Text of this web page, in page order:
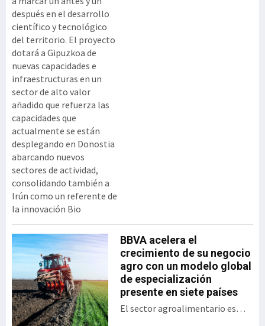
BBVA acelera el
crecimiento de su negocio
agro con un modelo global
de especialización
presente en siete países
El sector agroalimentario es
industrial Ibern
después en el desarrollo
científico y tecnológico
del territorio. El proyecto
dotará a Gipuzkoa de
nuevas capacidades e
infraestructuras en un
sector de alto valor
añadido que refuerza las
capacidades que
actualmente se están
desplegando en Donostia
abarcando nuevos
sectores de actividad,
consolidando también a
Irún como un referente de
la innovación Bio